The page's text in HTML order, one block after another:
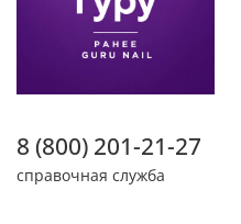
8 (800) 201-21-27
справочная служба